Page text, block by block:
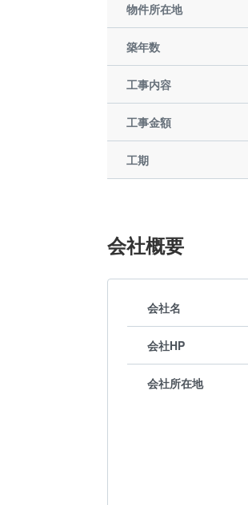
物件所在地
築年数
工事内容
工事金額
工期
会社概要
会社名
会社HP
会社所在地